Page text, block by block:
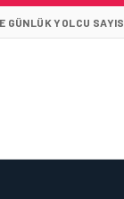
GÜNLÜK YOLCU